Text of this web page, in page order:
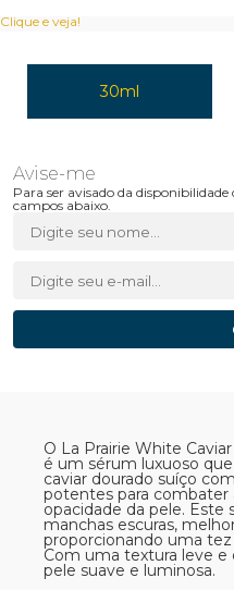
Clique e veja!
30ml
Para ser avisado da
campos abaixo.
O La Prairie White
é um sérum luxuoso
caviar dourado suíço
potentes para combater
opacidade da pele. Este
manchas escuras,
proporcionando uma
Com uma textura leve e
pele suave e luminosa.